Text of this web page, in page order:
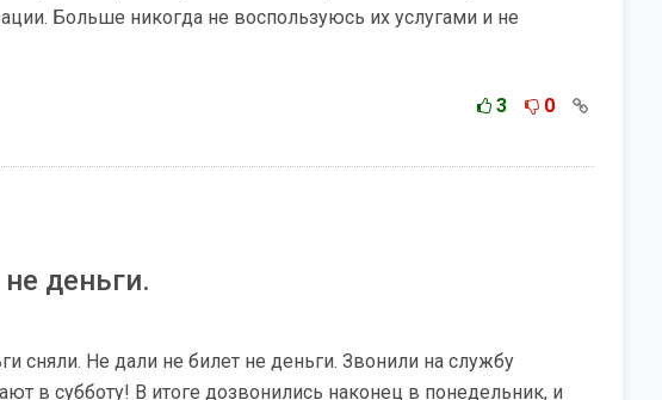
Больше никогда не воспользуюсь их услугами и не
3 0
деньги.
сняли. Не дали не билет не деньги. Звонили на службу
в субботу! В итоге дозвонились наконец в понедельник, и